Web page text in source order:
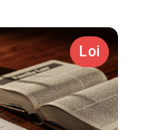
Loi